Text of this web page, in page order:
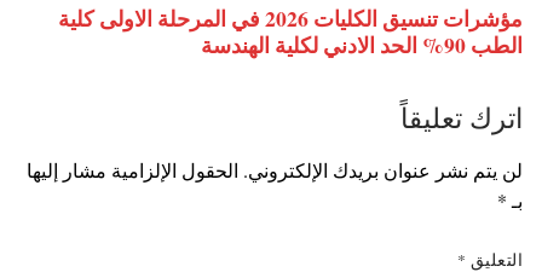
مؤشرات تنسيق الكليات 2026 في المرحلة الاولى كلية
الطب 90% الحد الادني لكلية الهندسة
اترك تعليقاً
لن يتم نشر عنوان بريدك الإلكتروني. الحقول الإلزامية مشار إليها
بـ*
التعليق *